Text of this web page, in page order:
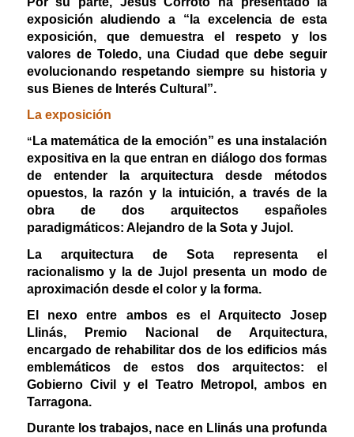
exposición aludiendo a “la excelencia de esta
exposición, que demuestra el respeto y los
valores de Toledo, una Ciudad que debe seguir
evolucionando respetando siempre su historia y
sus Bienes de Interés Cultural”.
La exposición
“ La matemática de la emoción” es una instalación
expositiva en la que entran en diálogo dos formas
de entender la arquitectura desde métodos
opuestos, la razón y la intuición, a través de la
obra de dos arquitectos españoles
paradigmáticos: Alejandro de la Sota y Jujol.
La arquitectura de Sota representa el
racionalismo y la de Jujol presenta un modo de
aproximación desde el color y la forma.
El nexo entre ambos es el Arquitecto Josep
Llinás, Premio Nacional de Arquitectura,
encargado de rehabilitar dos de los edificios más
emblemáticos de estos dos arquitectos: el
Gobierno Civil y el Teatro Metropol, ambos en
Tarragona.
Durante los trabajos, nace en Llinás una profunda